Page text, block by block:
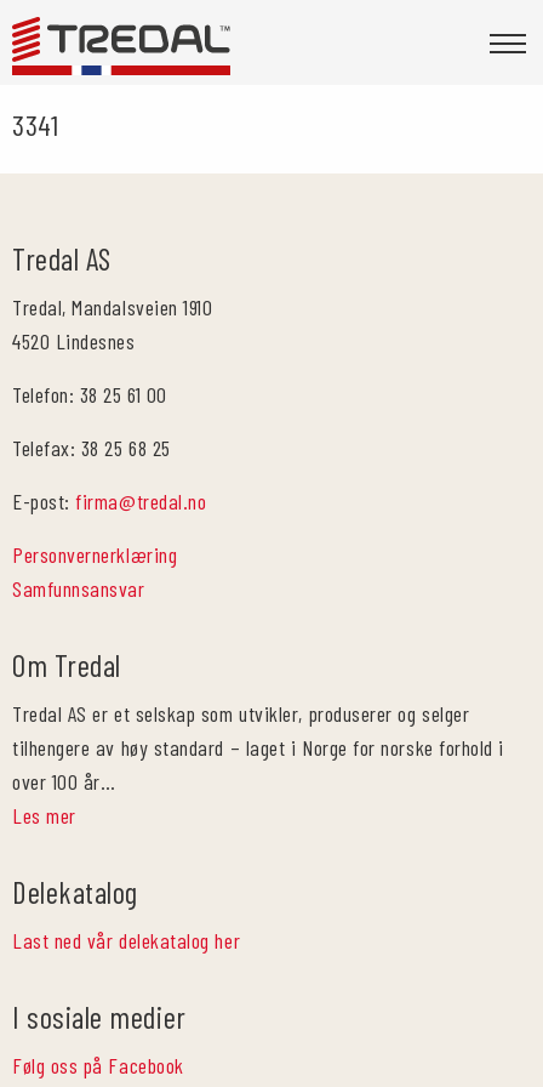
3341
Tredal AS
Tredal, Mandalsveien 1910
4520 Lindesnes
Telefon: 38 25 61 00
Telefax: 38 25 68 25
E-post:firma@tredal.no
Personvernerklæring
Samfunnsansvar
Om Tredal
Tredal AS er et selskap som utvikler, produserer og selger
tilhengere av høy standard – laget i Norge for norske forhold i
over 100 år…
Les mer
Delekatalog
Last ned vår delekatalog her
I sosiale medier
Følg oss på Facebook